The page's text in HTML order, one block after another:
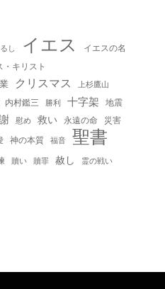
し イエス イエスの名
・キリスト
クリスマス 上杉鷹山
内村鑑三 勝利 十字架
地震
慰め 救い 永遠の命
災害
神の本質 福音 聖書
贖い 贖罪 赦し 霊の戦い